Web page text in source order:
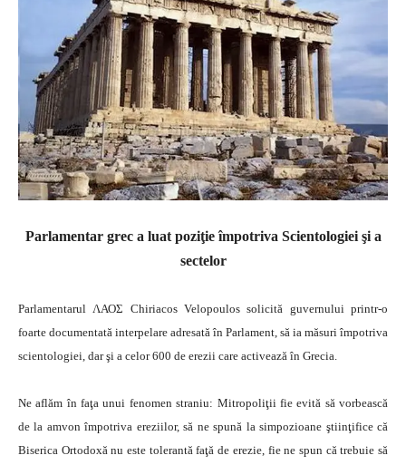
Parlamentar grec a luat poziţie împotriva Scientologiei şi a
sectelor
Parlamentarul ΛΑΟΣ Chiriacos Velopoulos solicită guvernului printr-o
foarte documentată interpelare adresată în Parlament, să ia măsuri împotriva
scientologiei, dar şi a celor 600 de erezii care activează în Grecia.
Ne aflăm în faţa unui fenomen straniu: Mitropoliţii fie evită să vorbească
de la amvon împotriva ereziilor, să ne spună la simpozioane ştiinţifice că
Biserica Ortodoxă nu este tolerantă faţă de erezie, fie ne spun că trebuie să